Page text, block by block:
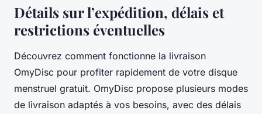
Détails sur l’expédition, délais et
restrictions éventuelles
Découvrez comment fonctionne la livraison
OmyDisc pour profiter rapidement de votre disque
menstruel gratuit. OmyDisc propose plusieurs modes
de livraison adaptés à vos besoins, avec des délais